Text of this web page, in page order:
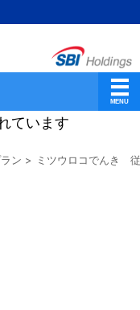
ています
ン > ミツウロコでんき